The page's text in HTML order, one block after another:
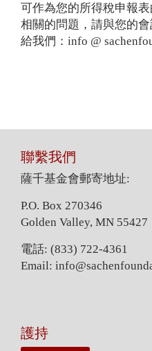
可作為您的所得稅申報
相關的問題，請與您的
給我們：info @
聯繫我們
薩千基金會郵寄地址:
P.O. Box 270346
Golden Valley, MN 55427
電話: (833) 722-4361
Email:
護持